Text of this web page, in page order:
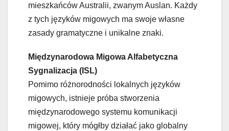
mieszkańców Australii, zwanym Auslan. Każdy
z tych języków migowych ma swoje własne
zasady gramatyczne i unikalne znaki.
Międzynarodowa Migowa Alfabetyczna
Sygnalizacja (ISL)
Pomimo różnorodności lokalnych języków
migowych, istnieje próba stworzenia
międzynarodowego systemu komunikacji
migowej, który mógłby działać jako globalny